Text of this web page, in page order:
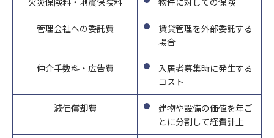
管理会社への委託費
賃貸管理を外部委託する
場合
仲介手数料・広告費
入居者募集時に発生する
コスト
減価償却費
建物や設備の価値を年ご
とに分割して経費計上
(代理店) セットライフエージェンシー株式会社
(所在地) 東京都千代田区飯田橋1-3-7 JC九段下ビル8Ｆ
て、センシティブ情報を取得、利用又は第三者提供する場合。
⑦保険業の適切な業務運営を確保する必要性から、本人の同意に
基づき遂行上必要な範囲でセンシティブ情報を取得、利用又は第
三者提供する場合。
当社の個人情報の取扱いおよび安全管理に係る適切な措置につい
ては、適宜見直し、改善いたします。
10）個人情報保護法に基づく保有個人データ開示、訂正等また
あって、本人の同意を得ることにより当該事務の遂行に支障を及
ぼすおそれがあるとき。
⑤当社が受託する保険募集業務を遂行するに必要な限度で、当該
保険会社に個人データを提供する場合
当社は、政治的見解、信教(宗教、思想および信条をいいます)、
労働組合への加盟、人種および民族、門地および本籍、保健医療
および性生活ならびに犯罪歴に関する情報(以下「センシティブ
の定める事務を遂行することに対して協力する必要がある場合
の団体若しくは労働組合への所属若しくは加盟に関する従業員等
のセンシティブ情報を取得、利用又は第三者提供する場合。
⑥相続手当を伴う保険金支払事務等の遂行上必要な限りにおい
て、センシティブ情報を取得、利用又は第三者提供する場合。
⑦保険業の適切な業務運営を確保する必要性から、本人の同意に
基づき遂行上必要な範囲でセンシティブ情報を取得、利用又は第